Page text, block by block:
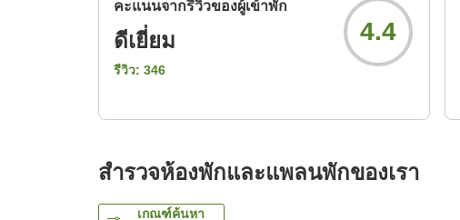
คะแนนจากรีวิวของผู้เข้าพัก
ดีเยี่ยม
รีวิว: 346
4.4
สำรวจห้องพักและแพลนพักของเรา
เกณฑ์ค้นหา